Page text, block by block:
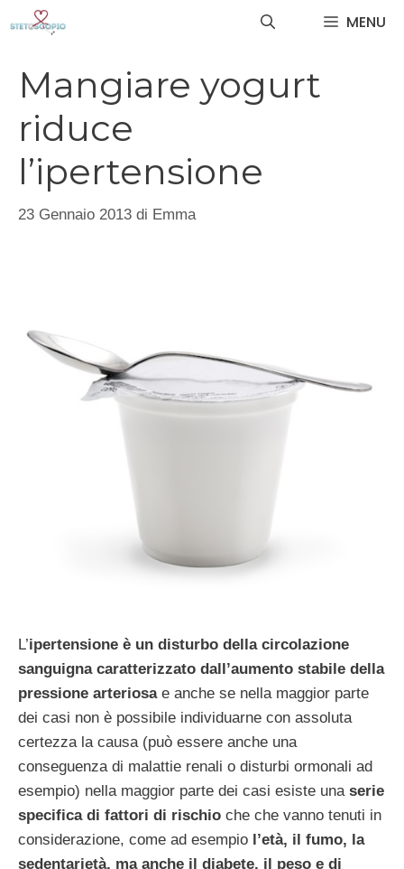
MENU
Mangiare yogurt
riduce
l’ipertensione
23 Gennaio 2013 di Emma
L’ipertensione è un disturbo della circolazione
sanguigna caratterizzato dall’aumento stabile della
pressione arteriosae anche se nella maggior parte
dei casi non è possibile individuarne con assoluta
certezza la causa (può essere anche una
conseguenza di malattie renali o disturbi ormonali ad
esempio) nella maggior parte dei casi esiste una serie
specifica di fattori di rischio che che vanno tenuti in
considerazione, come ad esempio l’età, il fumo, la
sedentarietà, ma anche il diabete, il peso e di